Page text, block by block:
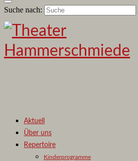
Suche nach:
Aktuell
Über uns
Repertoire
Kinderprogramme